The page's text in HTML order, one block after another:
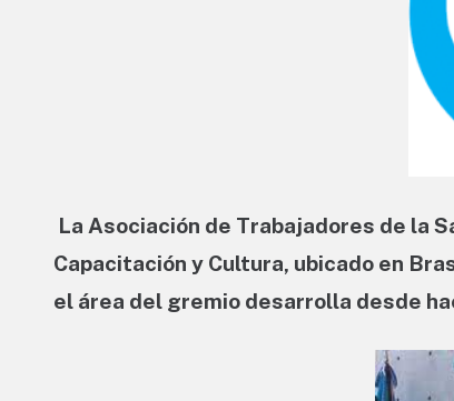
La Asociación de Trabajadores de la
Capacitación y Cultura, ubicado en
el área del gremio desarrolla desde